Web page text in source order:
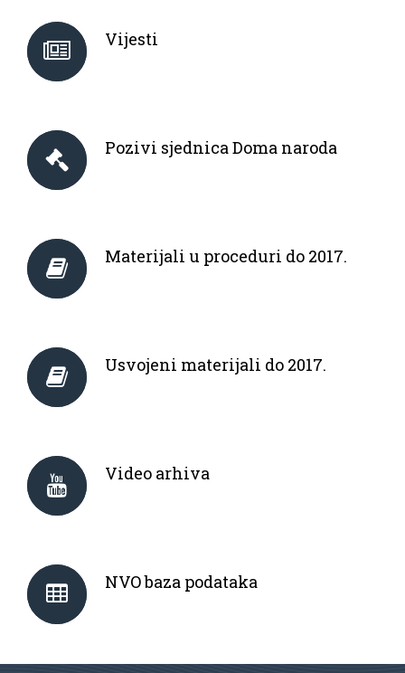
Vijesti
Pozivi sjednica Doma naroda
Materijali u proceduri do 2017.
Usvojeni materijali do 2017.
Video arhiva
NVO baza podataka